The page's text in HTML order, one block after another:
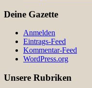
Deine Gazette
Anmelden
Eintrags-Feed
Kommentar-Feed
WordPress.org
Unsere Rubriken